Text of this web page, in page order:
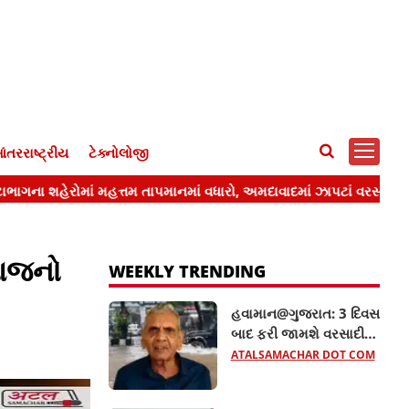
ટેક્નોલોજી
WEEKLY TRENDING
હવામાન@ગુજરાત: 3 દિવસ
બાદ ફરી જામશે વરસાદી
માહોલ, અંબાલાલ પટેલની
ATALSAMACHAR DOT COM